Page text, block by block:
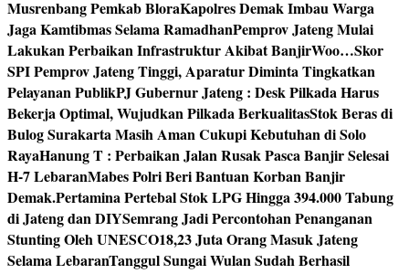
Musrenbang Pemkab BloraKapolres Demak Imbau Warga
Jaga Kamtibmas Selama RamadhanPemprov Jateng Mulai
Lakukan Perbaikan Infrastruktur Akibat BanjirWoo…Skor
SPI Pemprov Jateng Tinggi, Aparatur Diminta Tingkatkan
Pelayanan PublikPJ Gubernur Jateng : Desk Pilkada Harus
Bekerja Optimal, Wujudkan Pilkada BerkualitasStok Beras di
Bulog Surakarta Masih Aman Cukupi Kebutuhan di Solo
RayaHanung T : Perbaikan Jalan Rusak Pasca Banjir Selesai
H-7 LebaranMabes Polri Beri Bantuan Korban Banjir
Demak.Pertamina Pertebal Stok LPG Hingga 394.000 Tabung
di Jateng dan DIYSemrang Jadi Percontohan Penanganan
Stunting Oleh UNESCO18,23 Juta Orang Masuk Jateng
Selama LebaranTanggul Sungai Wulan Sudah Berhasil